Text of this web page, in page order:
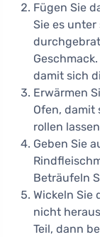
Fügen Sie
Sie es
damit sich
Erwärmen
Ofen, damit
rollen
Geben Sie
Beträufeln
Wickeln Sie
nicht
Teil, dann